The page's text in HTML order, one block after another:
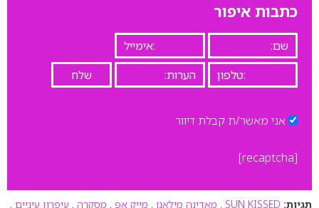
כתבות איפור
אני מאשר/ת קבלת דיוור
[recaptcha]
תגיות: SUN KISSED
, מאדינה מילאנו , מייק אפ , מסקרה , עיפרון עיניים ,